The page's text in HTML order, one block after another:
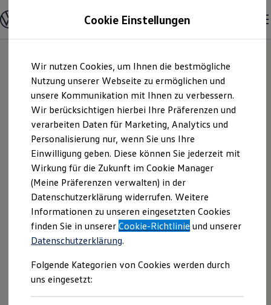
Hauptinhalt
springen
Footer
springen
Modelle und Konfigurator
Konfigurator
Modelle vergleichen
Elektroautos
ENERGY Sondermodelle
Nutzfahrzeuge
SUV und CUV
Familienautos
Kombis
Kompaktwagen
Sportwagen
Schnell verfügbare Fahrzeuge
Angebote und Produkte
Aktuelle Angebote
E-Auto-Förderung
Volkswagen Marktplatz
Die ENERGY Sondermodelle
Junge Gebrauchtwagen und Gebrauchtwagen
Volkswagen Zertifizierte Gebrauchtwagen
Elektromobilität bei Gebrauchtwagen
Saisonangebote
Reifenpakete
Leasing
Leasing-Angebote
Jacobs automobile
GmbH | Impressum
& Rechtliches
Hier finden Sie Informationen über uns
(Jacobs automobile GmbH) als
verantwortlichen Anbieter von Inhalten
und Angeboten, die auf dieser Website
speziell aufgeführt sind.
Cookie Einstellungen
Wir nutzen Cookies, um Ihnen die bestmögliche
Nutzung unserer Webseite zu ermöglichen und
unsere Kommunikation mit Ihnen zu verbessern.
Wir berücksichtigen hierbei Ihre Präferenzen und
verarbeiten Daten für Marketing, Analytics und
Personalisierung nur, wenn Sie uns Ihre
Einwilligung geben. Diese können Sie jederzeit mit
Wirkung für die Zukunft im Cookie Manager
(Meine Präferenzen verwalten) in der
Datenschutzerklärung widerrufen. Weitere
Informationen zu unseren eingesetzten Cookies
finden Sie in unsererCookie-Richtlinie und unserer
Datenschutzerklärung.
Folgende Kategorien von Cookies werden durch
uns eingesetzt: